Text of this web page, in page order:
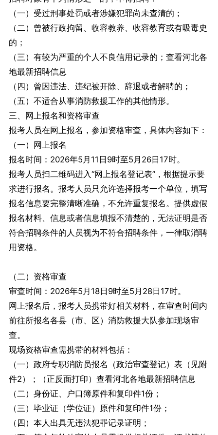
（一）受过刑事处罚或者涉嫌犯罪尚未查清的；
（二）曾被行政拘留、收容教养、收容教育或有吸毒史
的；
（三）有较为严重的个人不良信用记录的；查看河北各
地最新招聘信息
（四）曾因违法、违纪被开除、辞退或者解聘的；
（五）不适合从事消防救援工作的其他情形。
三、网上报名和资格审查
报考人员在网上报名，参加资格审查，具体内容如下：
（一）网上报名
报名时间：2026年5月11日9时至5月26日17时。
报考人员扫二维码进入“网上报名登记表”，根据提示要
求进行报名。报考人员只允许选择报考一个单位，填写
报名信息要完整清晰准确，不允许重复报名。提供虚假
报名材料、信息或者信息填报不清楚的，无法证明是否
符合招聘条件的人员视为不符合招聘条件，一律取消聘
用资格。
（二）资格审查
审查时间：2026年5月18日9时至5月28日17时。
网上报名后，报考人员携带好相关材料，在审查时间内
前往所报名各县（市、区）消防救援大队参加现场审
查。
现场资格审查需携带的材料包括：
（一）政府专职消防员报名（政治审查登记）表（见附
件2）；（正反面打印）查看河北各地最新招聘信息
（二）身份证、户口簿原件和复印件1份；
（三）毕业证（学位证）原件和复印件1份；
（四）本人出具无违法犯罪记录证明；